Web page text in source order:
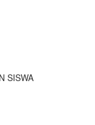
SISWA